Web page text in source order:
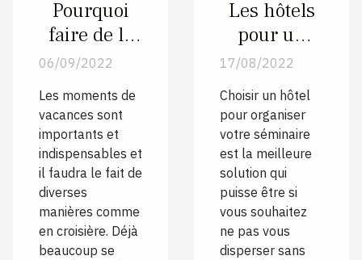
Pourquoi
faire de la
croisière en
Europe ?
06/09/2022
Les moments de
vacances sont
importants et
indispensables et
il faudra le fait de
diverses
manières comme
en croisière. Déjà
beaucoup se
Les hôtels
pour un
séminaire à
Lyon : quels
quartiers
choisir ?
17/08/2022
Choisir un hôtel
pour organiser
votre séminaire
est la meilleure
solution qui
puisse être si
vous souhaitez
ne pas vous
disperser sans